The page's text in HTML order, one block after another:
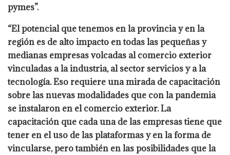
pymes”.
“El potencial que tenemos en la provincia y en la
región es de alto impacto en todas las pequeñas y
medianas empresas volcadas al comercio exterior
vinculadas a la industria, al sector servicios y a la
tecnología. Eso requiere una mirada de capacitación
sobre las nuevas modalidades que con la pandemia
se instalaron en el comercio exterior. La
capacitación que cada una de las empresas tiene que
tener en el uso de las plataformas y en la forma de
vincularse, pero también en las posibilidades que la